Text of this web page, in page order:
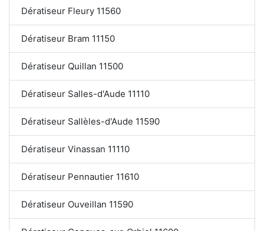
Dératiseur Fleury 11560
Dératiseur Bram 11150
Dératiseur Quillan 11500
Dératiseur Salles-d'Aude 11110
Dératiseur Sallèles-d'Aude 11590
Dératiseur Vinassan 11110
Dératiseur Pennautier 11610
Dératiseur Ouveillan 11590